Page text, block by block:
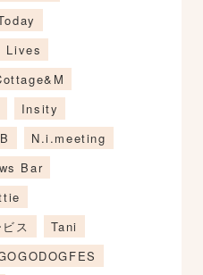
Lives
Insity
N.i.meeting
Bar
ス
Tani